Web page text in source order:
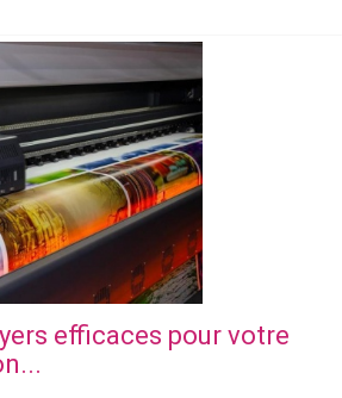
efficaces pour votre